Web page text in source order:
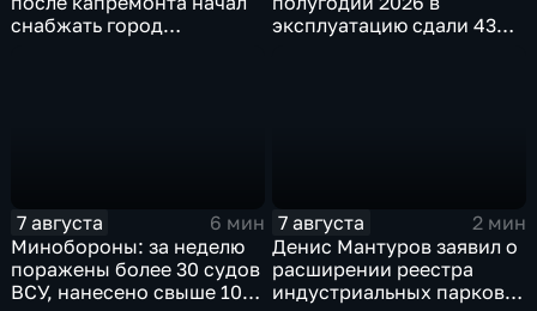
снабжать город
эксплуатацию сдали 43
7 августа
6 мин
Минобороны: за неделю
поражены более 30 судов
ВСУ, нанесено свыше 10
7 августа
2 мин
Денис Мантуров заявил о
расширении реестра
индустриальных парков в